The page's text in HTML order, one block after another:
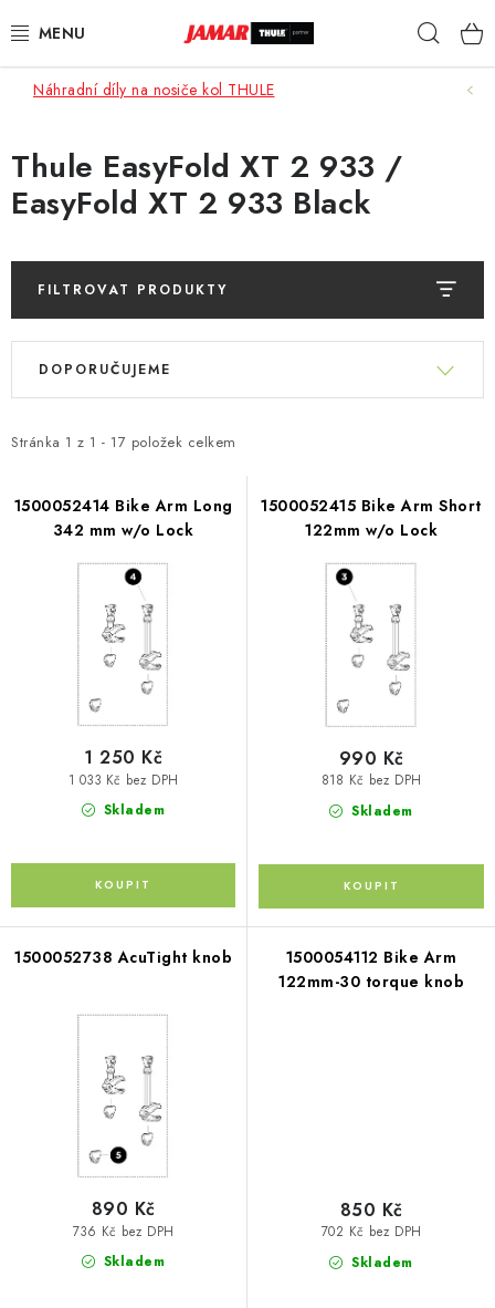
na
STŘEŠNÍ NOSIČE
NOSIČE KOL
STŘEŠNÍ BOXY
KOČÁRKY
DĚTSKÉ ZBOŽÍ
AUTOPOTAHY ŠITÉ NA MÍRU
AUTODOPLŇKY
PŮJČOVNA
PRO PSY
BOXY NA TAŽNÁ ZAŘÍZENÍ
OSTATNÍ NOSIČE
STŘEŠNÍ KOŠE
DÁRKOVÉ POUKAZY
O nás Doprava a platba
Moje objednávka
Napište nám
Obchodní podmínky
Náhradní díly na nosiče kol THULE
Thule EasyFold XT 2 933 /
EasyFold XT 2 933 Black
FILTROVAT PRODUKTY
V
p
i
p
Stránka 1 z 1 - 17 položek celkem
Ř
e
í
DOPORUČUJEME
1500052414 Bike Arm Long
342 mm w/o Lock
Skladem
1 033 Kč bez DPH
1 250 Kč
1500052415 Bike Arm Short
122mm w/o Lock
Skladem
818 Kč bez DPH
990 Kč
1500052738 AcuTight knob
Skladem
736 Kč bez DPH
890 Kč
1500054112 Bike Arm
122mm-30 torque knob
Skladem
702 Kč bez DPH
850 Kč